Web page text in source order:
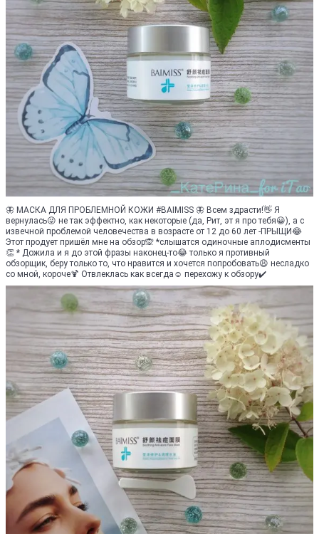
🦋 МАСКА ДЛЯ ПРОБЛЕМНОЙ КОЖИ #BAIMISS 🦋 Всем здрасти!👋 Я
вернулась😜 не так эффектно, как некоторые (да, Рит, эт я про тебя😀), а с
извечной проблемой человечества в возрасте от 12 до 60 лет -ПРЫЩИ😂
Этот продует пришёл мне на обзор🙊 *слышатся одиночные аплодисменты
👏 * Дожила и я до этой фразы наконец-то😂 только я противный
обзорщик, беру только то, что нравится и хочется попробовать😩 несладко
со мной, короче🍹 Отвлеклась как всегда☺️ перехожу к обзору✔️